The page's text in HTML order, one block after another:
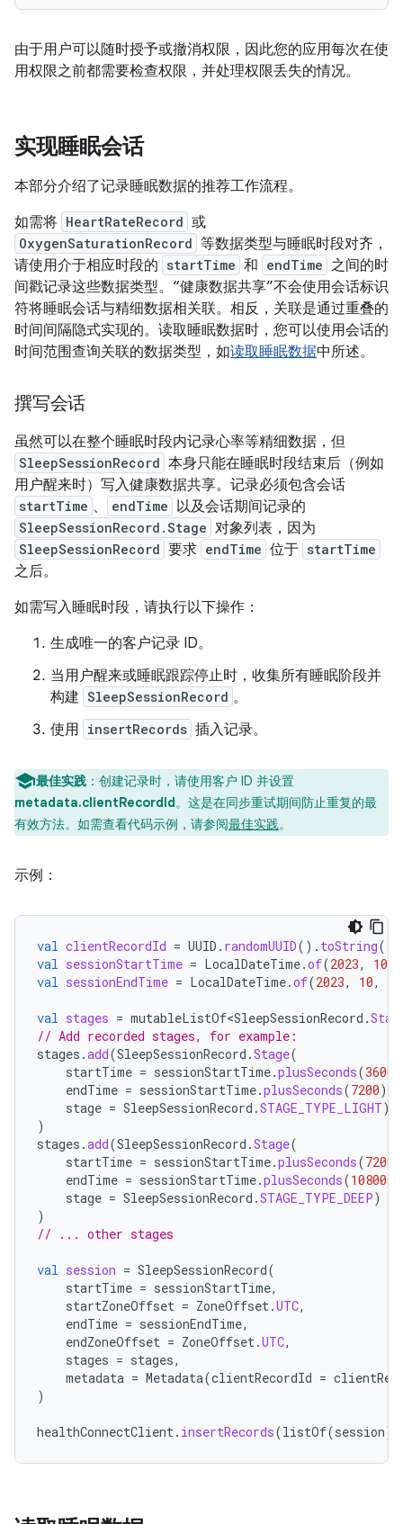
由于用户可以随时授予或撤消权限，因此您的应用每次在使
用权限之前都需要检查权限，并处理权限丢失的情况。
实现睡眠会话
本部分介绍了记录睡眠数据的推荐工作流程。
如需将 HeartRateRecord 或
OxygenSaturationRecord 等数据类型与睡眠时段对齐，
请使用介于相应时段的 startTime 和 endTime 之间的时
间戳记录这些数据类型。“健康数据共享”不会使用会话标识
符将睡眠会话与精细数据相关联。相反，关联是通过重叠的
时间间隔隐式实现的。读取睡眠数据时，您可以使用会话的
时间范围查询关联的数据类型，如读取睡眠数据中所述。
撰写会话
虽然可以在整个睡眠时段内记录心率等精细数据，但
SleepSessionRecord 本身只能在睡眠时段结束后（例如
用户醒来时）写入健康数据共享。记录必须包含会话
startTime 、 endTime 以及会话期间记录的
SleepSessionRecord.Stage 对象列表，因为
SleepSessionRecord 要求 endTime 位于 startTime
之后。
如需写入睡眠时段，请执行以下操作：
生成唯一的客户记录 ID。
当用户醒来或睡眠跟踪停止时，收集所有睡眠阶段并
构建 SleepSessionRecord 。
使用 insertRecords 插入记录。
最佳实践 ：创建记录时，请使用客户 ID 并设置
metadata.clientRecordId。这是在同步重试期间防止重复的最
有效方法。如需查看代码示例，请参阅最佳实践。
示例：
val clientRecordId = UUID . randomUUID(). toString()
val sessionStartTime = LocalDateTime.of(2023, 10
val sessionEndTime = LocalDateTime.of(2023, 10,
val stages = mutableListOf<SleepSessionRecord .
// Add recorded stages, for example:
stages .add(SleepSessionRecord .Stage(
startTime = sessionStartTime.plusSeconds(3600
endTime = sessionStartTime.plusSeconds(7200),
stage = SleepSessionRecord .STAGE_TYPE_LIGHT)
)
stages .add(SleepSessionRecord .Stage(
startTime = sessionStartTime.plusSeconds(7200
endTime = sessionStartTime.plusSeconds(10800
stage = SleepSessionRecord .STAGE_TYPE_DEEP)
)
// ... other stages
val session = SleepSessionRecord(
startTime = sessionStartTime,
startZoneOffset = ZoneOffset.UTC,
endTime = sessionEndTime,
endZoneOffset = ZoneOffset.UTC,
stages = stages,
metadata = Metadata(clientRecordId =
)
healthConnectClient. insertRecords(listOf(session))